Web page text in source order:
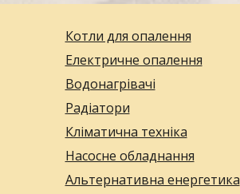
Котли для опалення
Електричне опалення
Водонагрівачі
Радіатори
Кліматична техніка
Насосне обладнання
Альтернативна енергетика